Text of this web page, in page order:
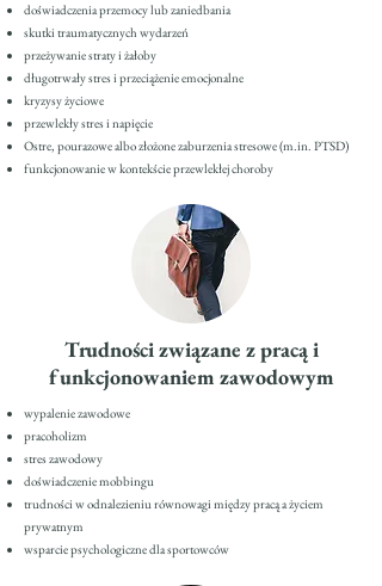
doświadczenia przemocy lub zaniedbania
skutki traumatycznych wydarzeń
przeżywanie straty i żałoby
długotrwały stres i przeciążenie emocjonalne
kryzysy życiowe
przewlekły stres i napięcie
Ostre, pourazowe albo złożone zaburzenia stresowe (m.in. PTSD)
funkcjonowanie w kontekście przewlekłej choroby
Trudności związane z pracą i
funkcjonowaniem zawodowym
wypalenie zawodowe
pracoholizm
stres zawodowy
doświadczenie mobbingu
trudności w odnalezieniu równowagi między pracą a życiem
prywatnym
wsparcie psychologiczne dla sportowców